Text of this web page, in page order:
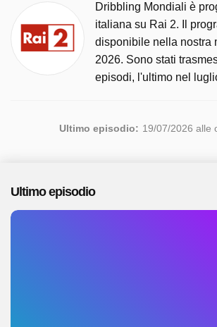
Dribbling Mondiali è
italiana su Rai 2. Il
disponibile nella nostra
2026. Sono stati
episodi, l'ultimo nel
Ultimo episodio: 19/07/2026 alle
Ultimo episodio